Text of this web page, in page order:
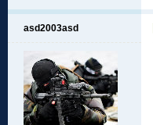
asd2003asd